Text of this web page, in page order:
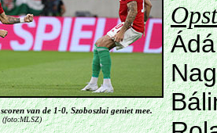
van de 1-0, Szoboszlai geniet mee.
(foto:MLSZ)